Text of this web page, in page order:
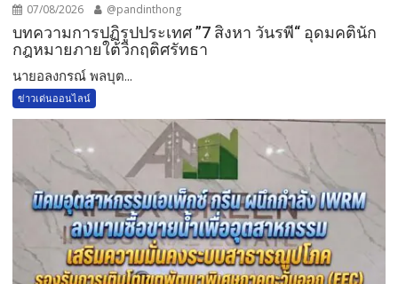
07/08/2026 @pandinthong
บทความการปฏิรูปประเทศ ”7 สิงหา วันรพี“ อุดมคตินัก
กฎหมายภายใต้วิกฤติศรัทธา
นายอลงกรณ์ พลบุต...
ข่าวเด่นออนไลน์